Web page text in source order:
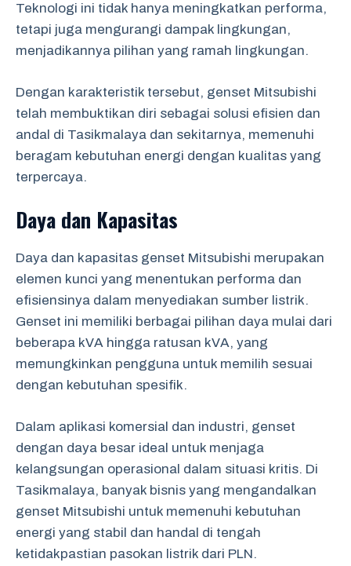
Teknologi ini tidak hanya meningkatkan performa,
tetapi juga mengurangi dampak lingkungan,
menjadikannya pilihan yang ramah lingkungan.
Dengan karakteristik tersebut, genset Mitsubishi
telah membuktikan diri sebagai solusi efisien dan
andal di Tasikmalaya dan sekitarnya, memenuhi
beragam kebutuhan energi dengan kualitas yang
terpercaya.
Daya dan Kapasitas
Daya dan kapasitas genset Mitsubishi merupakan
elemen kunci yang menentukan performa dan
efisiensinya dalam menyediakan sumber listrik.
Genset ini memiliki berbagai pilihan daya mulai dari
beberapa kVA hingga ratusan kVA, yang
memungkinkan pengguna untuk memilih sesuai
dengan kebutuhan spesifik.
Dalam aplikasi komersial dan industri, genset
dengan daya besar ideal untuk menjaga
kelangsungan operasional dalam situasi kritis. Di
Tasikmalaya, banyak bisnis yang mengandalkan
genset Mitsubishi untuk memenuhi kebutuhan
energi yang stabil dan handal di tengah
ketidakpastian pasokan listrik dari PLN.